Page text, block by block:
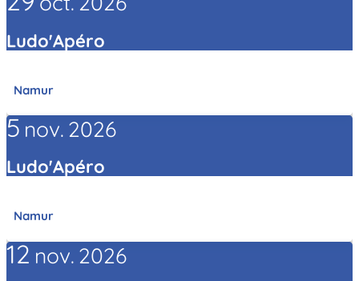
Ludo'Apéro
Namur
5 nov. 2026
Ludo'Apéro
Namur
12 nov. 2026